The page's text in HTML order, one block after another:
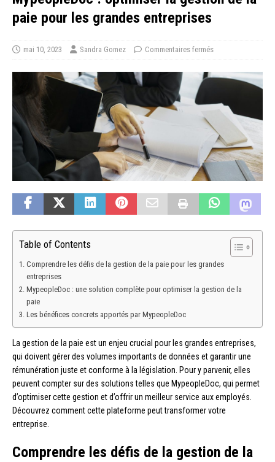
paie pour les grandes entreprises
mai 10, 2023 Sandra Gomez Commentaires fermés
Table of Contents
Comprendre les défis de la gestion de la paie pour les grandes
entreprises
MypeopleDoc : une solution complète pour optimiser la gestion de la
paie
Les bénéfices concrets apportés par MypeopleDoc
La gestion de la paie est un enjeu crucial pour les grandes entreprises,
qui doivent gérer des volumes importants de données et garantir une
rémunération juste et conforme à la législation. Pour y parvenir, elles
peuvent compter sur des solutions telles que MypeopleDoc, qui permet
d’optimiser cette gestion et d’offrir un meilleur service aux employés.
Découvrez comment cette plateforme peut transformer votre
entreprise.
Comprendre les défis de la gestion de la